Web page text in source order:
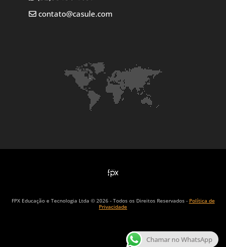
contato@casule.com
FPX Educação e Tecnologia Ltda © 2026 - Todos os Direitos Reservados - Política de
Privacidade
Chamar no WhatsApp